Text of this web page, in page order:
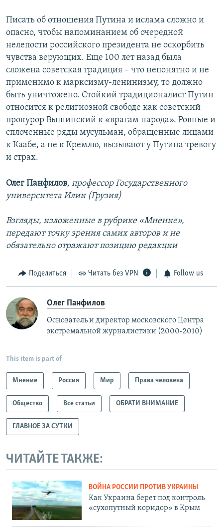
Писать об отношения Путина и ислама сложно и
опасно, чтобы напоминанием об очередной
нелепости российского президента не оскорбить
чувства верующих. Еще 100 лет назад была
сложена советская традиция – что непонятно и не
применимо к марксизму-ленинизму, то должно
быть уничтожено. Стойкий традиционалист Путин
относится к религиозной свободе как советский
прокурор Вышинский к «врагам народа». Ровные и
сплоченные ряды мусульман, обращенные лицами
к Каабе, а не к Кремлю, вызывают у Путина тревогу
и страх.
Олег Панфилов, профессор Государственного
университета Илии (Грузия)
Взгляды, изложенные в рубрике «Мнение»,
передают точку зрения самих авторов и не
обязательно отражают позицию редакции
Поделиться Читать без VPN Follow us
Олег Панфилов
Основатель и директор московского Центра
экстремальной журналистики (2000-2010)
This item is part of
Мнение Россия Мир Права человека
Общество Все статьи ОБРАТИ ВНИМАНИЕ
ГЛАВНОЕ ЗА СУТКИ
ЧИТАЙТЕ ТАКЖЕ:
ВОЙНА РОССИИ ПРОТИВ УКРАИНЫ
Как Украина берет под контроль
«сухопутный коридор» в Крым